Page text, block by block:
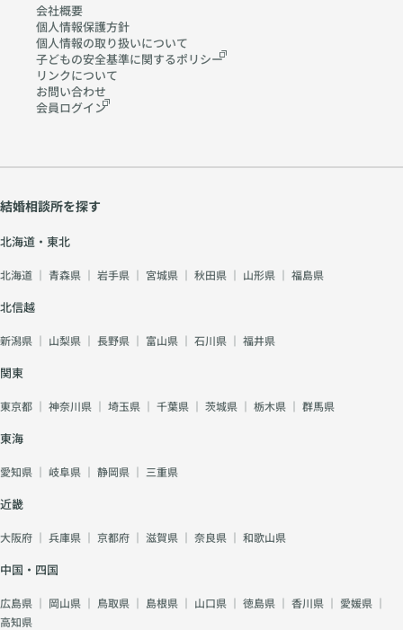
会社概要
個人情報保護方針
個人情報の取り扱いについて
子どもの安全基準に関するポリシー
リンクについて
お問い合わせ
会員ログイン
結婚相談所を探す
北海道・東北
北海道 ｜ 青森県 ｜ 岩手県 ｜ 宮城県 ｜ 秋田県 ｜ 山形県 ｜ 福島県
北信越
新潟県 ｜ 山梨県 ｜ 長野県 ｜ 富山県 ｜ 石川県 ｜ 福井県
関東
東京都 ｜ 神奈川県 ｜ 埼玉県 ｜ 千葉県 ｜ 茨城県 ｜ 栃木県 ｜ 群馬県
東海
愛知県 ｜ 岐阜県 ｜ 静岡県 ｜ 三重県
近畿
大阪府 ｜ 兵庫県 ｜ 京都府 ｜ 滋賀県 ｜ 奈良県 ｜ 和歌山県
中国・四国
広島県 ｜ 岡山県 ｜ 鳥取県 ｜ 島根県 ｜ 山口県 ｜ 徳島県 ｜ 香川県 ｜ 愛媛県 ｜
高知県